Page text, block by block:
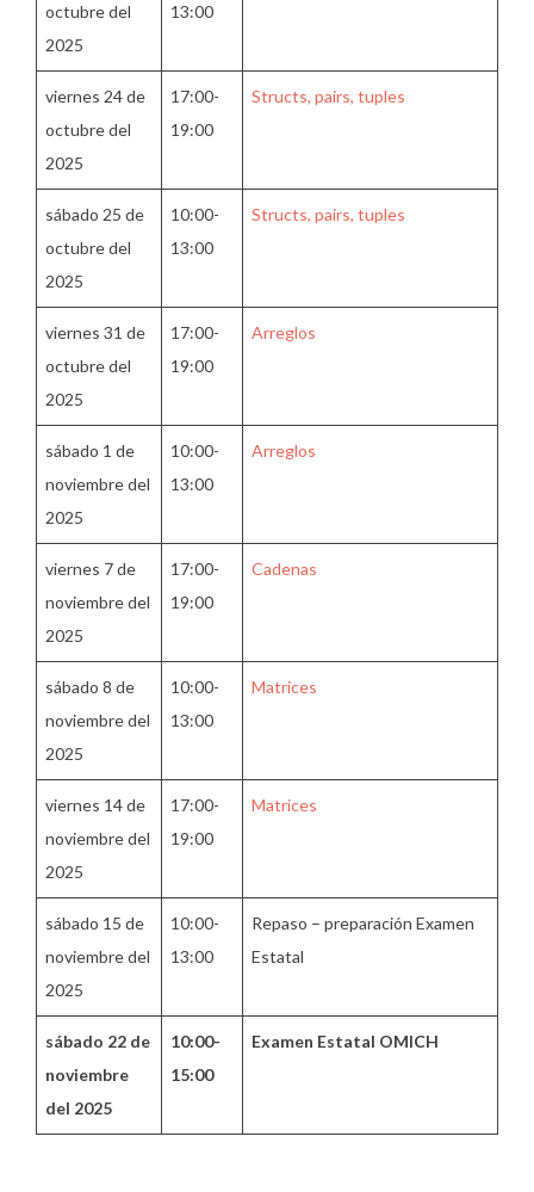
octubre del
2025
13:00
viernes 24 de
octubre del
2025
17:00-
19:00
Structs, pairs, tuples
sábado 25 de
octubre del
2025
10:00-
13:00
Structs, pairs, tuples
viernes 31 de
octubre del
2025
17:00-
19:00
Arreglos
sábado 1 de
noviembre del
2025
10:00-
13:00
Arreglos
viernes 7 de
noviembre del
2025
17:00-
19:00
Cadenas
sábado 8 de
noviembre del
2025
10:00-
13:00
Matrices
viernes 14 de
noviembre del
2025
17:00-
19:00
Matrices
sábado 15 de
noviembre del
2025
10:00-
13:00
Repaso – preparación Examen
Estatal
sábado 22 de
noviembre
del 2025
10:00-
15:00
Examen Estatal OMICH